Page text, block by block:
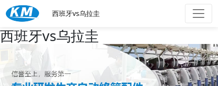
西班牙vs乌拉圭
西班牙vs乌拉圭